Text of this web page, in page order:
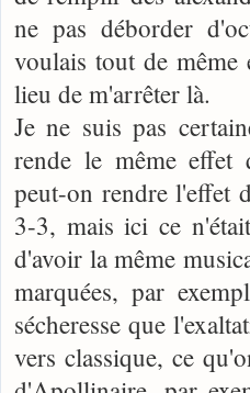
ne pas déborder
voulais tout de même
lieu de m'arrêter là.
Je ne suis pas
rende le même effet
peut-on rendre l'effet
3-3, mais ici ce
d'avoir la même
marquées, par
sécheresse que
vers classique, ce